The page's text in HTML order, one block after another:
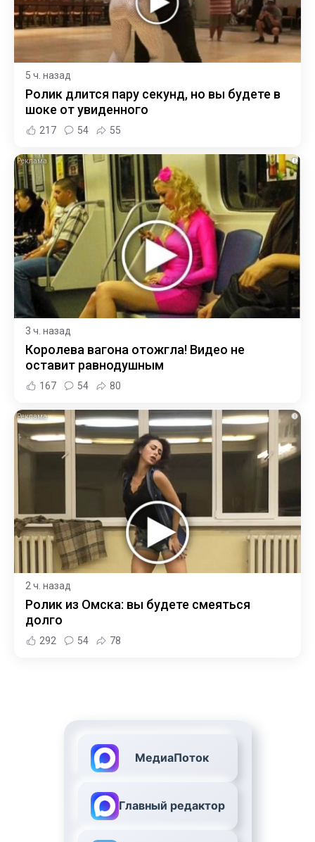
5 ч. назад
Ролик длится пару секунд, но вы будете в
шоке от увиденного
217 54 55
i
3 ч. назад
Королева вагона отожгла! Видео не
оставит равнодушным
167 54 80
i
2 ч. назад
Ролик из Омска: вы будете смеяться
долго
292 54 78
МедиаПоток
Главный редактор